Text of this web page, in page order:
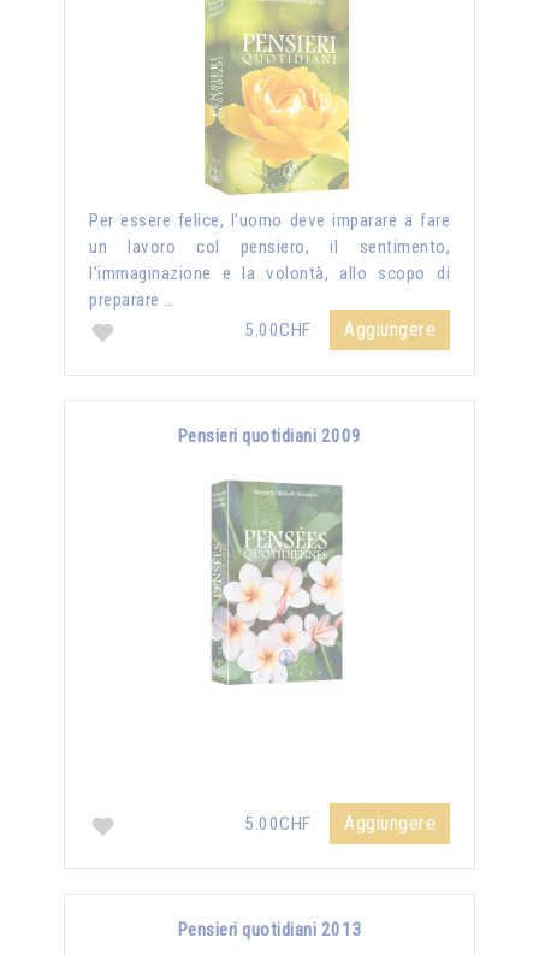
Per essere felice, l’uomo deve imparare a fare
un lavoro col pensiero, il sentimento,
l’immaginazione e la volontà, allo scopo di
preparare …
5.00CHF
Aggiungere
Pensieri quotidiani 2009
5.00CHF Aggiungere
Pensieri quotidiani 2013